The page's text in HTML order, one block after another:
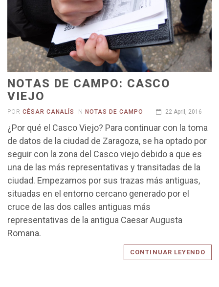
NOTAS DE CAMPO: CASCO
VIEJO
POR CÉSAR CANALÍS INNOTAS DE CAMPO 22 April, 2016
¿Por qué el Casco Viejo? Para continuar con la toma
de datos de la ciudad de Zaragoza, se ha optado por
seguir con la zona del Casco viejo debido a que es
una de las más representativas y transitadas de la
ciudad. Empezamos por sus trazas más antiguas,
situadas en el entorno cercano generado por el
cruce de las dos calles antiguas más
representativas de la antigua Caesar Augusta
Romana.
CONTINUAR LEYENDO